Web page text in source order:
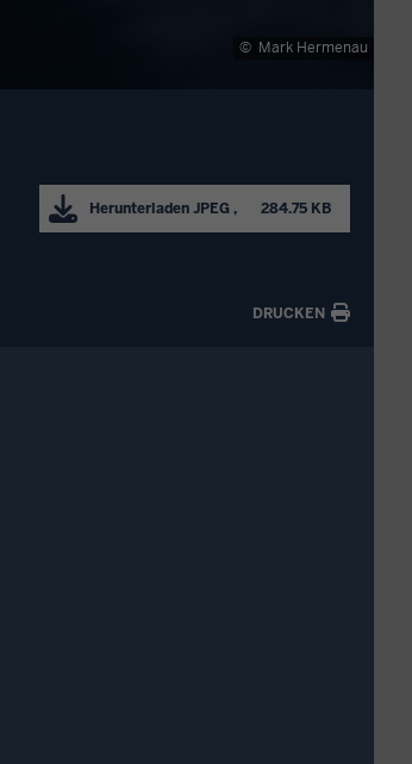
© Mark Hermenau
HerunterladenJPEG
      284.75 KB
DRUCKEN